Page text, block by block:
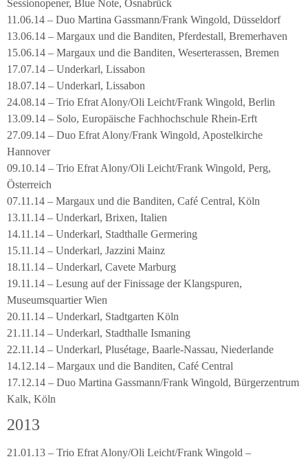
Sessionopener, Blue Note, Osnabrück
11.06.14 – Duo Martina Gassmann/Frank Wingold, Düsseldorf
13.06.14 – Margaux und die Banditen, Pferdestall, Bremerhaven
15.06.14 – Margaux und die Banditen, Weserterassen, Bremen
17.07.14 – Underkarl, Lissabon
18.07.14 – Underkarl, Lissabon
24.08.14 – Trio Efrat Alony/Oli Leicht/Frank Wingold, Berlin
13.09.14 – Solo, Europäische Fachhochschule Rhein-Erft
27.09.14 – Duo Efrat Alony/Frank Wingold, Apostelkirche
Hannover
09.10.14 – Trio Efrat Alony/Oli Leicht/Frank Wingold, Perg,
Österreich
07.11.14 – Margaux und die Banditen, Café Central, Köln
13.11.14 – Underkarl, Brixen, Italien
14.11.14 – Underkarl, Stadthalle Germering
15.11.14 – Underkarl, Jazzini Mainz
18.11.14 – Underkarl, Cavete Marburg
19.11.14 – Lesung auf der Finissage der Klangspuren,
Museumsquartier Wien
20.11.14 – Underkarl, Stadtgarten Köln
21.11.14 – Underkarl, Stadthalle Ismaning
22.11.14 – Underkarl, Plusétage, Baarle-Nassau, Niederlande
14.12.14 – Margaux und die Banditen, Café Central
17.12.14 – Duo Martina Gassmann/Frank Wingold, Bürgerzentrum
Kalk, Köln
2013
21.01.13 – Trio Efrat Alony/Oli Leicht/Frank Wingold –